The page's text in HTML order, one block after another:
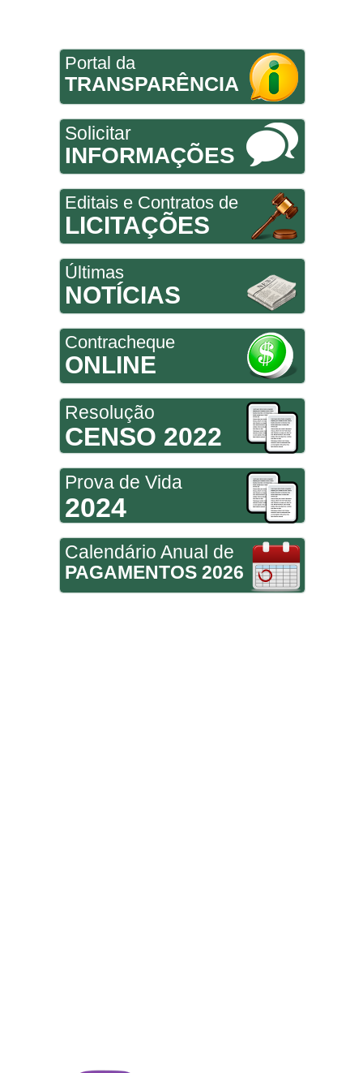
Portal da
TRANSPARÊNCIA
Solicitar
INFORMAÇÕES
Editais e Contratos de
LICITAÇÕES
Últimas
NOTÍCIAS
Contracheque
ONLINE
Resolução
CENSO 2022
Prova de Vida
2024
Calendário Anual de
PAGAMENTOS 2026